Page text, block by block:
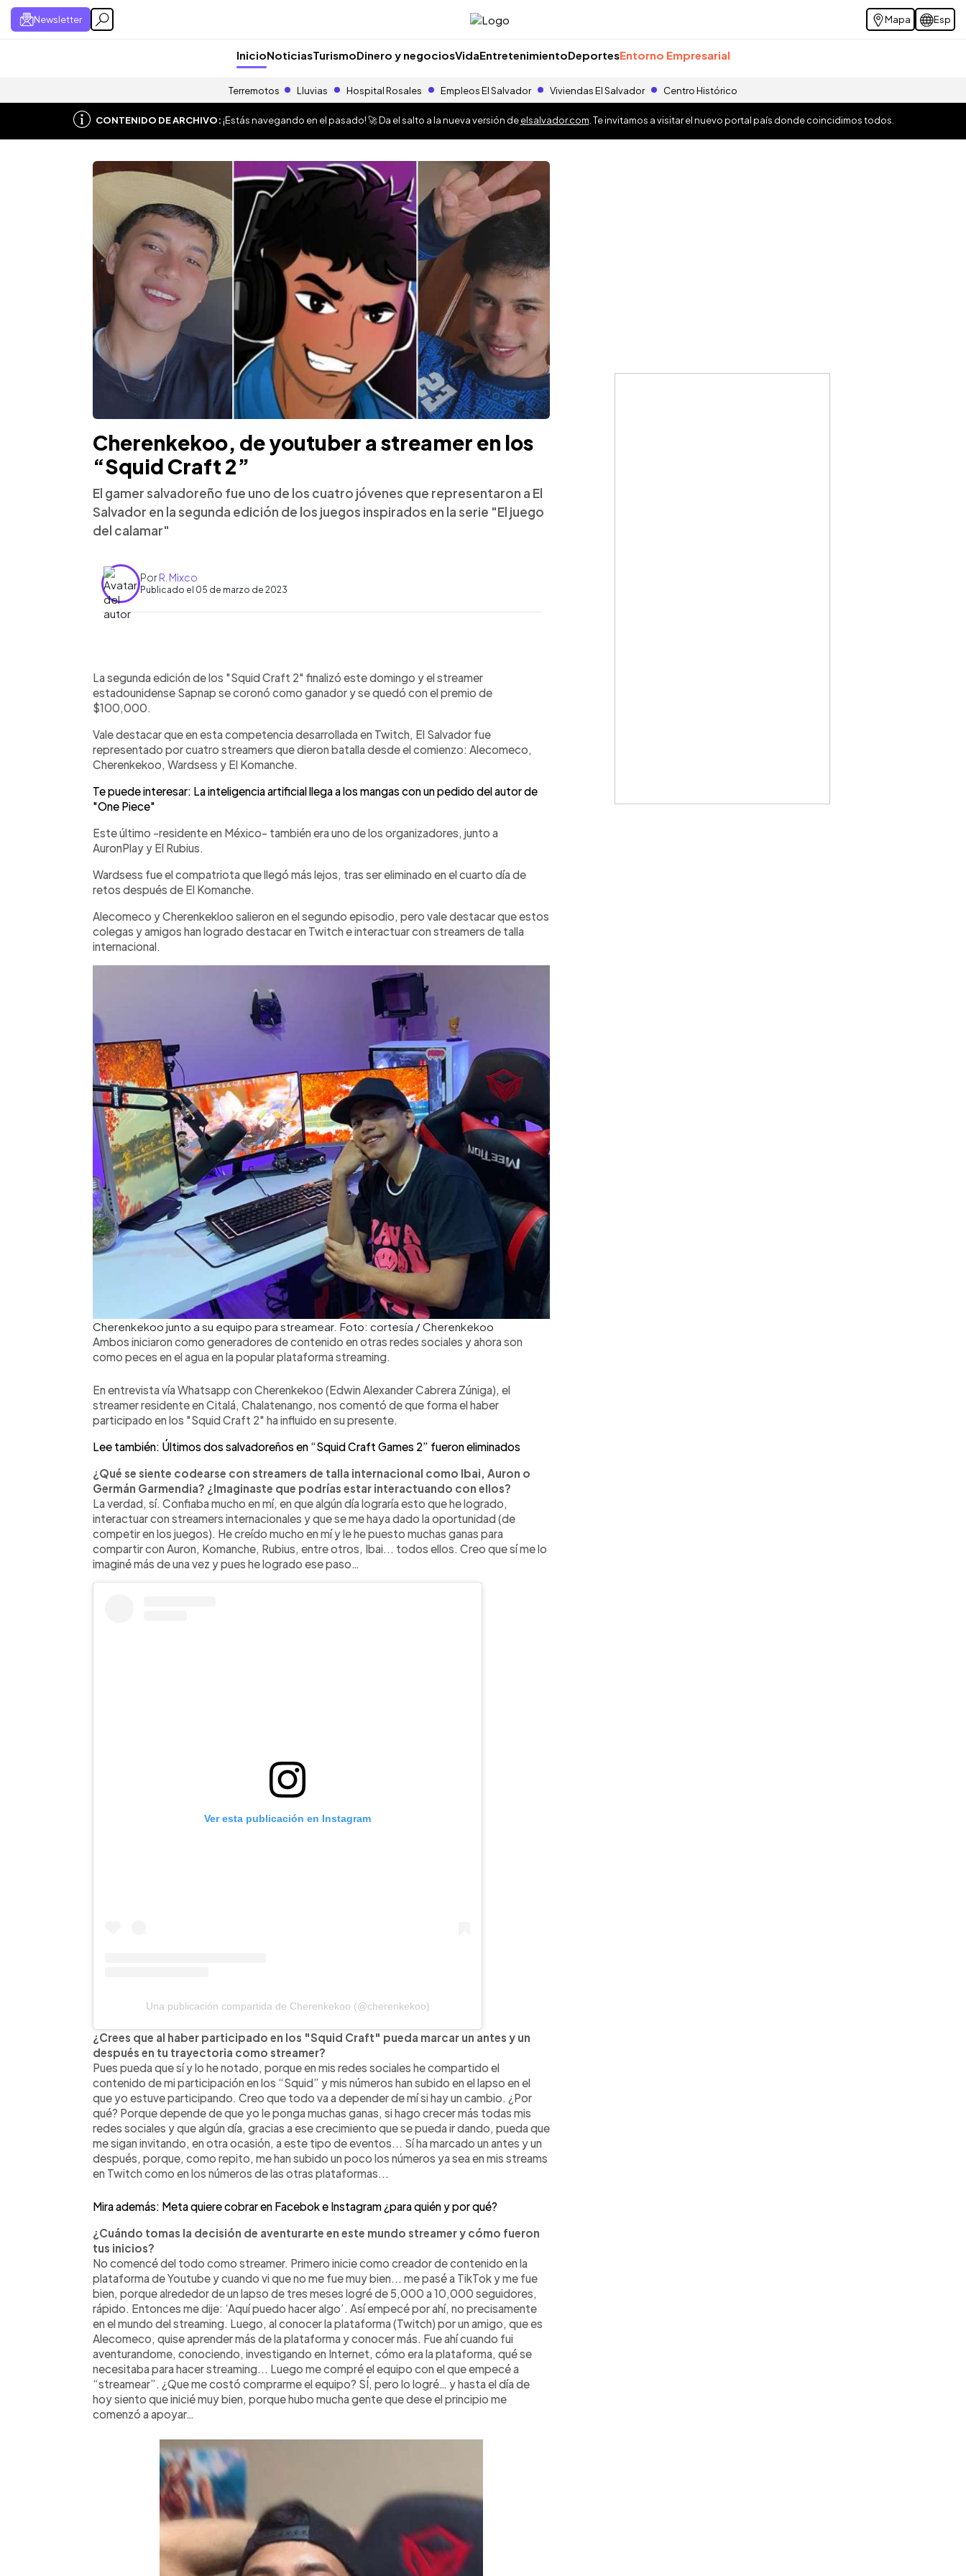
Newsletter Mapa Esp
InicioNoticiasTurismoDinero y negociosVidaEntretenimientoDeportesEntorno Empresarial
Terremotos Lluvias Hospital Rosales Empleos El Salvador Viviendas El Salvador Centro Histórico
CONTENIDO DE ARCHIVO:¡Estás navegando en el pasado! 🚀 Da el salto a la nueva versión deelsalvador.com . Te invitamos a visitar el nuevo portal país donde coincidimos todos.
Cherenkekoo, de youtuber a streamer en los
“Squid Craft 2”
El gamer salvadoreño fue uno de los cuatro jóvenes que representaron a El
Salvador en la segunda edición de los juegos inspirados en la serie "El juego
del calamar"
PorR. Mixco
Publicado el 05 de marzo de 2023
► Escuchar artículo
La segunda edición de los "Squid Craft 2" finalizó este domingo y el streamer
estadounidense Sapnap se coronó como ganador y se quedó con el premio de
$100,000.
Vale destacar que en esta competencia desarrollada en Twitch, El Salvador fue
representado por cuatro streamers que dieron batalla desde el comienzo: Alecomeco,
Cherenkekoo, Wardsess y El Komanche.
Te puede interesar: La inteligencia artificial llega a los mangas con un pedido del autor de
"One Piece"
Este último -residente en México- también era uno de los organizadores, junto a
AuronPlay y El Rubius.
Wardsess fue el compatriota que llegó más lejos, tras ser eliminado en el cuarto día de
retos después de El Komanche.
Alecomeco y Cherenkekloo salieron en el segundo episodio, pero vale destacar que estos
colegas y amigos han logrado destacar en Twitch e interactuar con streamers de talla
internacional.
Cherenkekoo junto a su equipo para streamear. Foto: cortesía / Cherenkekoo
Ambos iniciaron como generadores de contenido en otras redes sociales y ahora son
como peces en el agua en la popular plataforma streaming.
En entrevista vía Whatsapp con Cherenkekoo (Edwin Alexander Cabrera Zúniga), el
streamer residente en Citalá, Chalatenango, nos comentó de que forma el haber
participado en los "Squid Craft 2" ha influido en su presente.
Lee también: Últimos dos salvadoreños en “Squid Craft Games 2” fueron eliminados
¿Qué se siente codearse con streamers de talla internacional como Ibai, Auron o
Germán Garmendia? ¿Imaginaste que podrías estar interactuando con ellos?
La verdad, sí. Confiaba mucho en mí, en que algún día lograría esto que he logrado,
interactuar con streamers internacionales y que se me haya dado la oportunidad (de
competir en los juegos). He creído mucho en mí y le he puesto muchas ganas para
compartir con Auron, Komanche, Rubius, entre otros, Ibai... todos ellos. Creo que sí me lo
imaginé más de una vez y pues he logrado ese paso…
Ver esta publicación en Instagram
Una publicación compartida de Cherenkekoo (@cherenkekoo)
¿Crees que al haber participado en los "Squid Craft" pueda marcar un antes y un
después en tu trayectoria como streamer?
Pues pueda que sí y lo he notado, porque en mis redes sociales he compartido el
contenido de mi participación en los “Squid” y mis números han subido en el lapso en el
que yo estuve participando. Creo que todo va a depender de mí si hay un cambio. ¿Por
qué? Porque depende de que yo le ponga muchas ganas, si hago crecer más todas mis
redes sociales y que algún día, gracias a ese crecimiento que se pueda ir dando, pueda que
me sigan invitando, en otra ocasión, a este tipo de eventos... Sí ha marcado un antes y un
después, porque, como repito, me han subido un poco los números ya sea en mis streams
en Twitch como en los números de las otras plataformas...
Mira además: Meta quiere cobrar en Facebok e Instagram ¿para quién y por qué?
¿Cuándo tomas la decisión de aventurarte en este mundo streamer y cómo fueron
tus inicios?
No comencé del todo como streamer. Primero inicie como creador de contenido en la
plataforma de Youtube y cuando vi que no me fue muy bien... me pasé a TikTok y me fue
bien, porque alrededor de un lapso de tres meses logré de 5,000 a 10,000 seguidores,
rápido. Entonces me dije: ‘Aquí puedo hacer algo’. Así empecé por ahí, no precisamente
en el mundo del streaming. Luego, al conocer la plataforma (Twitch) por un amigo, que es
Alecomeco, quise aprender más de la plataforma y conocer más. Fue ahí cuando fui
aventurandome, conociendo, investigando en Internet, cómo era la plataforma, qué se
necesitaba para hacer streaming... Luego me compré el equipo con el que empecé a
“streamear”. ¿Que me costó comprarme el equipo? SÍ, pero lo logré… y hasta el día de
hoy siento que inicié muy bien, porque hubo mucha gente que dese el principio me
comenzó a apoyar…